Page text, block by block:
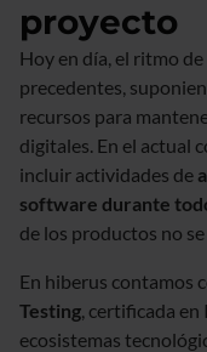
proyecto
Hoy en día, el ritmo
precedentes,
recursos para
digitales. En el actual
incluir actividades de
software durante
de los productos no
En hiberus contamos
Testing, certificada en
ecosistemas